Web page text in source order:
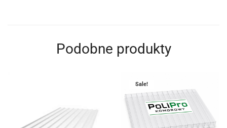
Podobne produkty
Sale!